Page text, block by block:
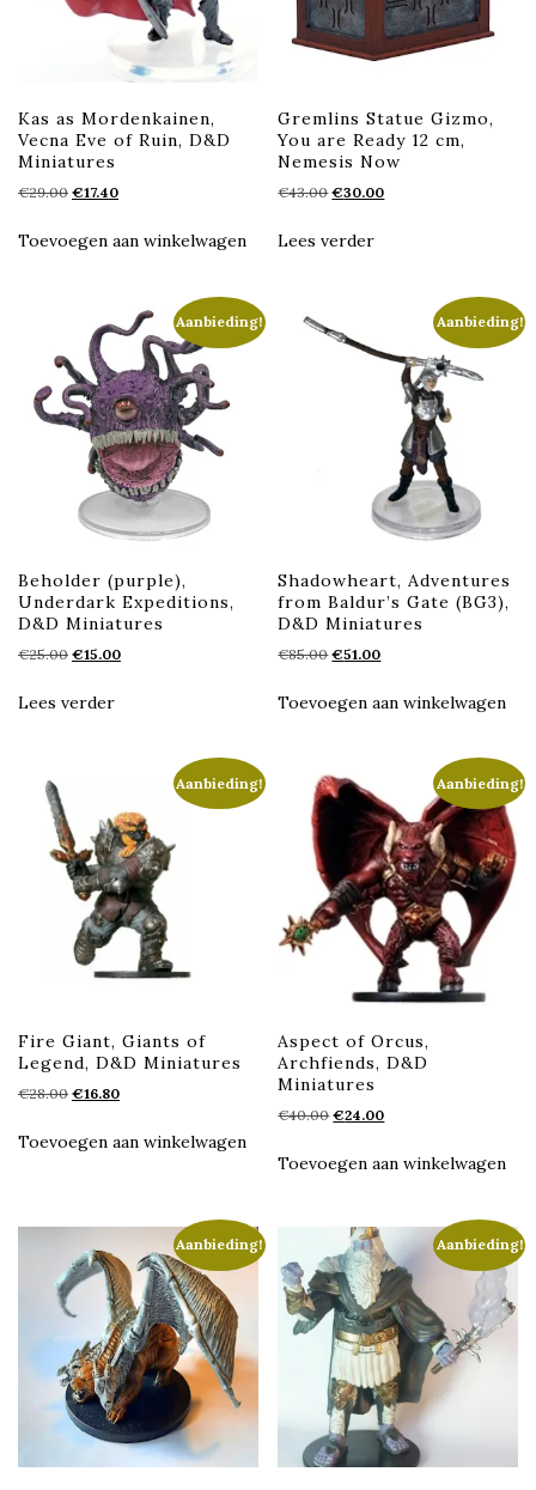
Kas as Mordenkainen,
Vecna Eve of Ruin, D&D
Miniatures
€29.00 Oorspronkelijke
was:
€17.40Huidige
is:
Toevoegen aan winkelwagen
Gremlins Statue Gizmo,
You are Ready 12 cm,
Nemesis Now
€43.00Oorspronkelijke
was:
€30.00Huidige
Lees verder
Aanbieding!
Beholder (purple),
Underdark Expeditions,
D&D Miniatures
€25.00 Oorspronkelijke
was:
€15.00Huidige
Lees verder
Aanbieding!
Shadowheart, Adventures
from Baldur’s Gate (BG3),
D&D Miniatures
€85.00Oorspronkelijke
was:
€51.00Huidige
is:
Toevoegen aan winkelwagen
Aanbieding!
Fire Giant, Giants of
Legend, D&D Miniatures
€28.00 Oorspronkelijke
was:
€16.80Huidige
is:
Toevoegen aan winkelwagen
Aanbieding!
Aspect of Orcus,
Archfiends, D&D
Miniatures
€40.00Oorspronkelijke
was:
€24.00Huidige
is:
Toevoegen aan winkelwagen
Aanbieding! Aanbieding!